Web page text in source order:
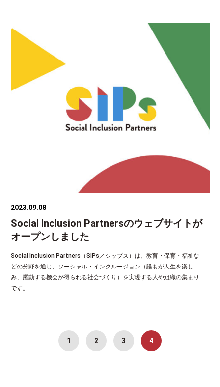
2023.09.08
Social Inclusion Partnersのウェブサイトが
オープンしました
Social Inclusion Partners（SIPs／シップス）は、教育・保育・福祉な
どの分野を通じ、ソーシャル・インクルージョン（誰もが人生を楽し
み、躍動する機会が得られる社会づくり）を実現する人や組織の集まり
です。
1 2 3 4